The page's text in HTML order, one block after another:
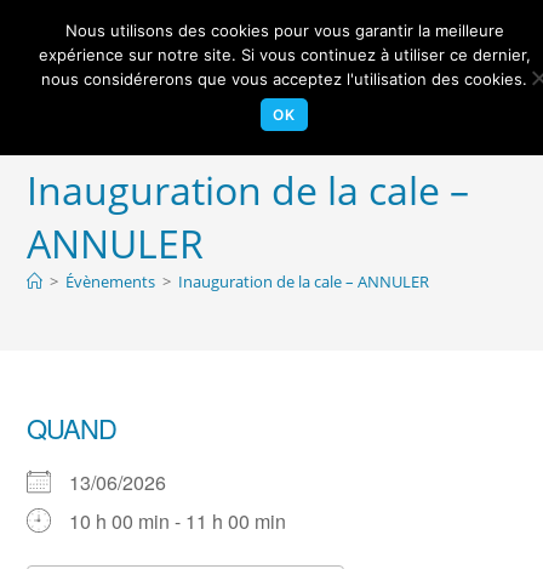
contentCentre Nautique Sèvre et Loire Menu
Inauguration de la cale –
ANNULER
> Évènements > Inauguration de la cale – ANNULER
QUAND
13/06/2026
10 h 00 min - 11 h 00 min
Nous utilisons des cookies pour vous garantir la meilleure
expérience sur notre site. Si vous continuez à utiliser ce dernier,
nous considérerons que vous acceptez l'utilisation des cookies.
OK